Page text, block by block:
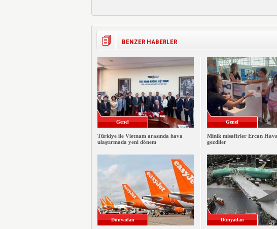
BENZER HABERLER
Genel
Türkiye ile Vietnam arasında hava
ulaştırmada yeni dönem
Genel
Minik misafirler Ercan
gezdiler
Dünyadan Dünyadan